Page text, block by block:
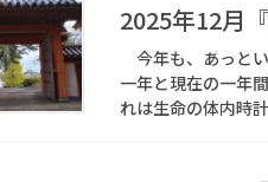
2025年12月
今年も、あっと
一年と現在の一年
れは生命の体内時